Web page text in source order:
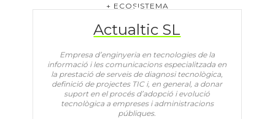
+ ECOSISTEMA
Actualtic SL
​Empresa d’enginyeria en tecnologies de la
informació i les comunicacions especialitzada en
la prestació de serveis de diagnosi tecnològica,
definició de projectes TIC i, en general, a donar
suport en el procés d’adopció i evolució
tecnològica a empreses i administracions
públiques.